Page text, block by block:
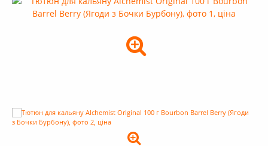
Комплектуючі для кальяну